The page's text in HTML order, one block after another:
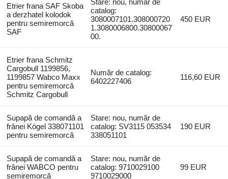
Etrier frana SAF Skoba
a derzhatel kolodok
pentru semiremorcă
SAF
catalog:
3080007101.308000720
1.3080006800.30800067
00.
450 EUR
Etrier frana Schmitz
Cargobull 1199856,
1199857 Wabco Maxx
pentru semiremorcă
Schmitz Cargobull
Număr de catalog:
6402227406
116,60 EUR
Supapă de comandă a
frânei Kögel 338071101
pentru semiremorcă
Stare: nou, număr de
catalog: SV3115 053534
338051101
190 EUR
Supapă de comandă a
frânei WABCO pentru
semiremorcă
Stare: nou, număr de
catalog: 9710029100
9710029000
99 EUR